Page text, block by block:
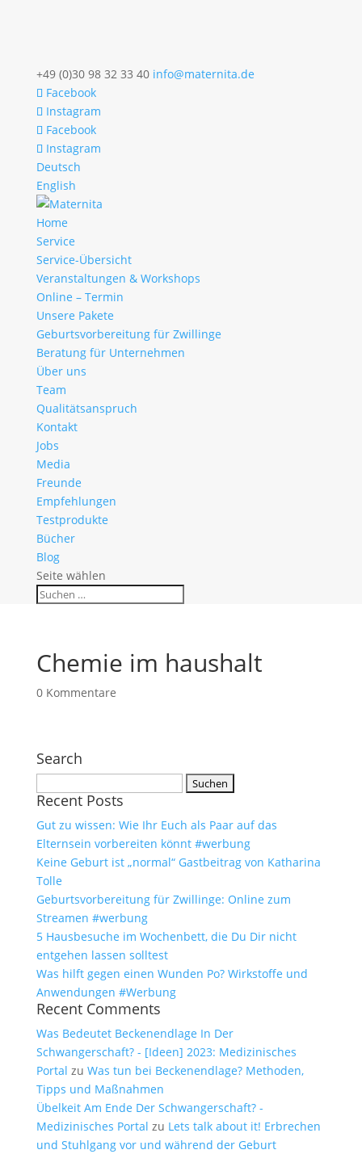
+49 (0)30 98 32 33 40 info@maternita.de
Facebook
Instagram
Facebook
Instagram
Deutsch
English
Home
Service
Service-Übersicht
Veranstaltungen & Workshops
Online – Termin
Unsere Pakete
Geburtsvorbereitung für Zwillinge
Beratung für Unternehmen
Über uns
Team
Qualitätsanspruch
Kontakt
Jobs
Media
Freunde
Empfehlungen
Testprodukte
Bücher
Blog
Seite wählen
Chemie im haushalt
0 Kommentare
Search
nach:
Recent Posts
Gut zu wissen: Wie Ihr Euch als Paar auf das
Elternsein vorbereiten könnt #werbung
Keine Geburt ist „normal“ Gastbeitrag von Katharina
Tolle
Geburtsvorbereitung für Zwillinge: Online zum
Streamen #werbung
5 Hausbesuche im Wochenbett, die Du Dir nicht
entgehen lassen solltest
Was hilft gegen einen Wunden Po? Wirkstoffe und
Anwendungen #Werbung
Recent Comments
Was Bedeutet Beckenendlage In Der
Schwangerschaft? - [Ideen] 2023: Medizinisches
Portal zu Was tun bei Beckenendlage? Methoden,
Tipps und Maßnahmen
Übelkeit Am Ende Der Schwangerschaft? -
Medizinisches Portal zu Lets talk about it! Erbrechen
und Stuhlgang vor und während der Geburt